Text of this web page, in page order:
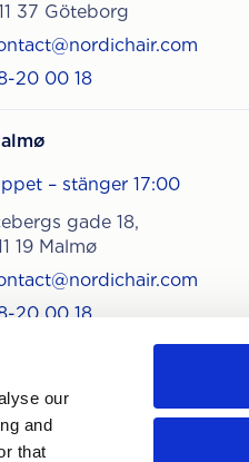
our
and
that
37 Göteborg
20 00 18
– stänger 17:00
gade 18,
19 Malmø
20 00 18